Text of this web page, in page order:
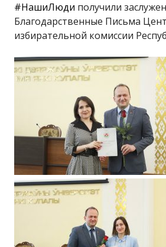
#НашиЛюди получили
Благодарственные Письма
избирательной комиссии